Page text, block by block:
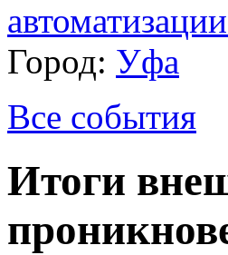
Город: Уфа
Все события
Итоги